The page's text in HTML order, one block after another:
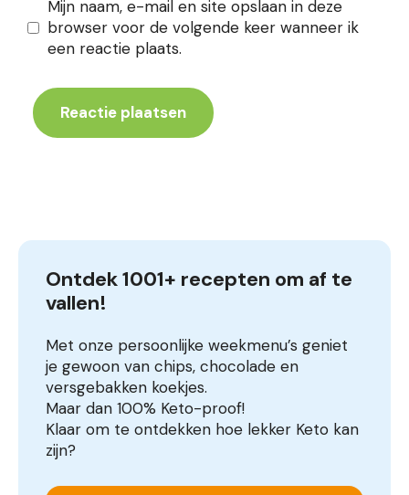
Mijn naam, e-mail en site opslaan in deze
browser voor de volgende keer wanneer ik
een reactie plaats.
Ontdek 1001+ recepten om af te
vallen!
Met onze persoonlijke weekmenu’s geniet
je gewoon van chips, chocolade en
versgebakken koekjes.
Maar dan 100% Keto-proof!
Klaar om te ontdekken hoe lekker Keto kan
zijn?